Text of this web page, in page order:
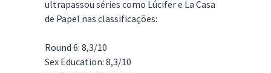
ultrapassou séries como Lúcifer e La Casa
de Papel nas classificações:
Round 6: 8,3/10
Sex Education: 8,3/10